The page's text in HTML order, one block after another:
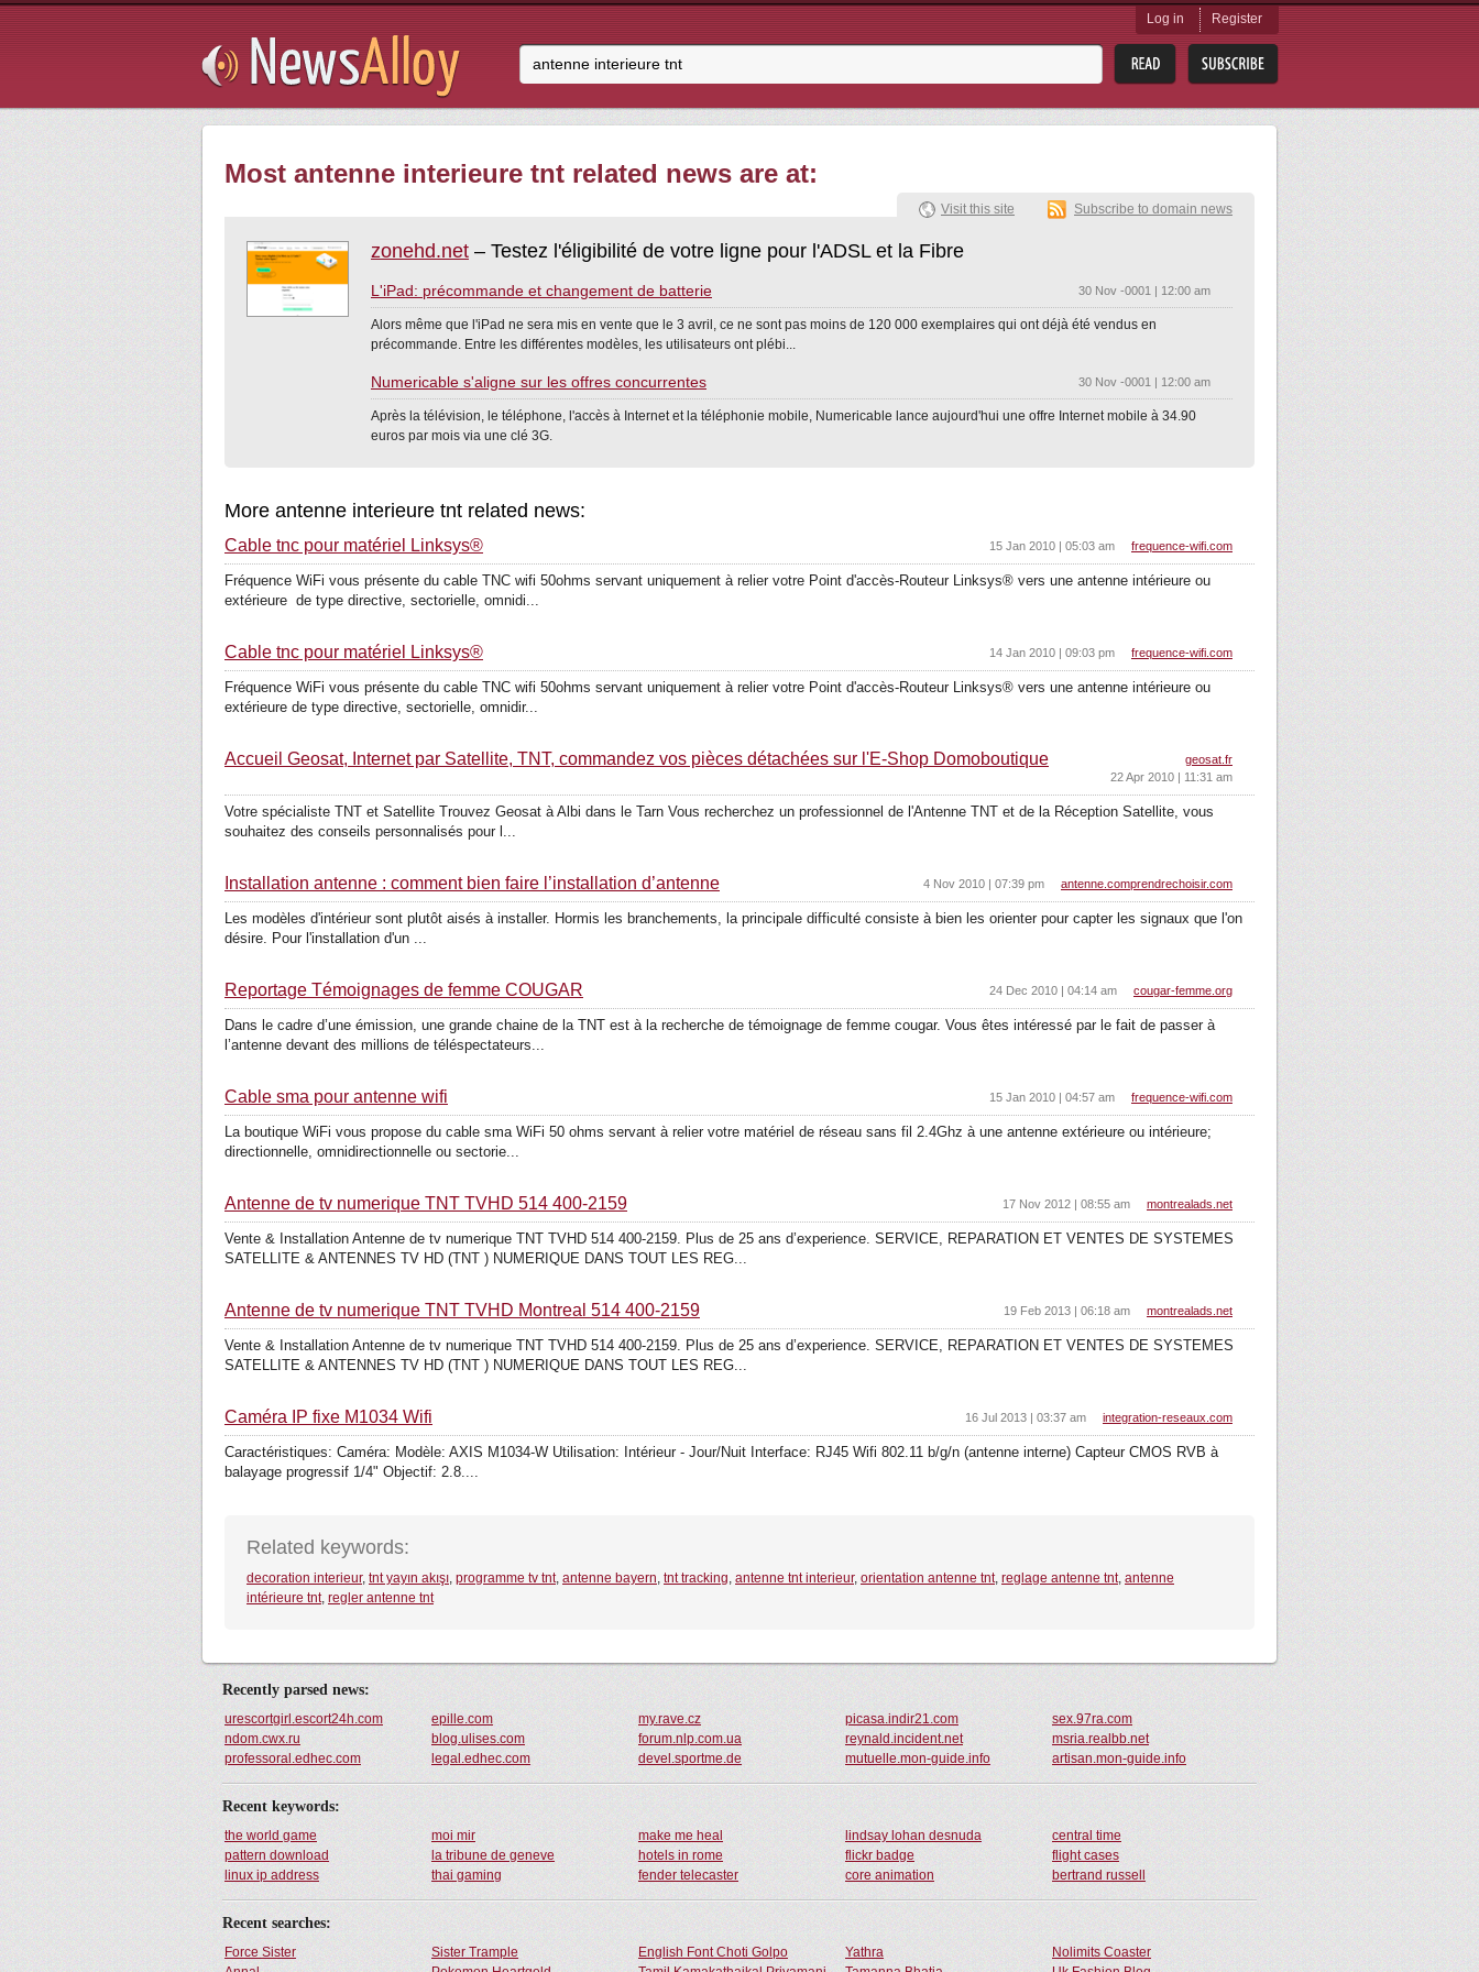
Log in Register
Most antenne interieure tnt related news are at:
zonehd.net – Testez l'éligibilité de votre ligne pour l'ADSL et la Fibre
L'iPad: précommande et changement de batterie 30 Nov -0001 | 12:00 am
Alors même que l'iPad ne sera mis en vente que le 3 avril, ce ne sont pas moins de 120 000 exemplaires qui ont déjà été vendus en
précommande. Entre les différentes modèles, les utilisateurs ont plébi...
Numericable s'aligne sur les offres concurrentes 30 Nov -0001 | 12:00 am
Après la télévision, le téléphone, l'accès à Internet et la téléphonie mobile, Numericable lance aujourd'hui une offre Internet mobile à 34.90
euros par mois via une clé 3G.
Visit this site Subscribe to domain news
More antenne interieure tnt related news:
Cable tnc pour matériel Linksys® frequence-wifi.com
15 Jan 2010 | 05:03 am
Fréquence WiFi vous présente du cable TNC wifi 50ohms servant uniquement à relier votre Point d'accès-Routeur Linksys® vers une antenne intérieure ou
extérieure de type directive, sectorielle, omnidi...
Cable tnc pour matériel Linksys® frequence-wifi.com
14 Jan 2010 | 09:03 pm
Fréquence WiFi vous présente du cable TNC wifi 50ohms servant uniquement à relier votre Point d'accès-Routeur Linksys® vers une antenne intérieure ou
extérieure de type directive, sectorielle, omnidir...
Accueil Geosat, Internet par Satellite, TNT, commandez vos pièces détachées sur l'E-Shop Domoboutique
geosat.fr
22 Apr 2010 | 11:31 am
Votre spécialiste TNT et Satellite Trouvez Geosat à Albi dans le Tarn Vous recherchez un professionnel de l'Antenne TNT et de la Réception Satellite, vous
souhaitez des conseils personnalisés pour l...
Installation antenne : comment bien faire l’installation d’antenne antenne.comprendrechoisir.com
4 Nov 2010 | 07:39 pm
Les modèles d'intérieur sont plutôt aisés à installer. Hormis les branchements, la principale difficulté consiste à bien les orienter pour capter les signaux que l'on
désire. Pour l'installation d'un ...
Reportage Témoignages de femme COUGAR cougar-femme.org
24 Dec 2010 | 04:14 am
Dans le cadre d’une émission, une grande chaine de la TNT est à la recherche de témoignage de femme cougar. Vous êtes intéressé par le fait de passer à
l’antenne devant des millions de téléspectateurs...
Cable sma pour antenne wifi frequence-wifi.com
15 Jan 2010 | 04:57 am
La boutique WiFi vous propose du cable sma WiFi 50 ohms servant à relier votre matériel de réseau sans fil 2.4Ghz à une antenne extérieure ou intérieure;
directionnelle, omnidirectionnelle ou sectorie...
Antenne de tv numerique TNT TVHD 514 400-2159 montrealads.net
17 Nov 2012 | 08:55 am
Vente & Installation Antenne de tv numerique TNT TVHD 514 400-2159. Plus de 25 ans d’experience. SERVICE, REPARATION ET VENTES DE SYSTEMES
SATELLITE & ANTENNES TV HD (TNT ) NUMERIQUE DANS TOUT LES REG...
Antenne de tv numerique TNT TVHD Montreal 514 400-2159 montrealads.net
19 Feb 2013 | 06:18 am
Vente & Installation Antenne de tv numerique TNT TVHD 514 400-2159. Plus de 25 ans d’experience. SERVICE, REPARATION ET VENTES DE SYSTEMES
SATELLITE & ANTENNES TV HD (TNT ) NUMERIQUE DANS TOUT LES REG...
Caméra IP fixe M1034 Wifi integration-reseaux.com
16 Jul 2013 | 03:37 am
Caractéristiques: Caméra: Modèle: AXIS M1034-W Utilisation: Intérieur - Jour/Nuit Interface: RJ45 Wifi 802.11 b/g/n (antenne interne) Capteur CMOS RVB à
balayage progressif 1/4" Objectif: 2.8....
Related keywords:
decoration interieur, tnt yayın akışı, programme tv tnt, antenne bayern, tnt tracking, antenne tnt interieur, orientation antenne tnt, reglage antenne tnt, antenne
intérieure tnt, regler antenne tnt
Recently parsed news:
urescortgirl.escort24h.com epille.com my.rave.cz picasa.indir21.com
sex.97ra.com
ndom.cwx.ru
blog.ulises.com forum.nlp.com.ua reynald.incident.net
msria.realbb.net
professoral.edhec.com
legal.edhec.com devel.sportme.de mutuelle.mon-guide.info artisan.mon-guide.info
Recent keywords:
the world game moi mir make me heal lindsay lohan desnuda
central time
pattern download
la tribune de geneve hotels in rome flickr badge
flight cases
linux ip address
thai gaming fender telecaster core animation bertrand russell
Recent searches:
Force Sister Sister Trample English Font Choti Golpo Yathra
Nolimits Coaster